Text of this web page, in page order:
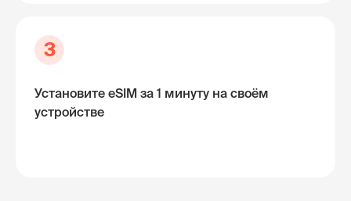
3
Установите eSIM за 1 минуту на своём
устройстве